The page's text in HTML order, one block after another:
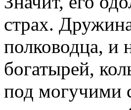
страх.
полководца, и
богатырей,
под могучими